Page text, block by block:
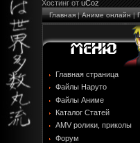
Хостинг от uCoz
Главная|Аниме онлайн|
Главная страница
Файлы Наруто
Файлы Аниме
Каталог Статей
AMV ролики, приколы
Форум